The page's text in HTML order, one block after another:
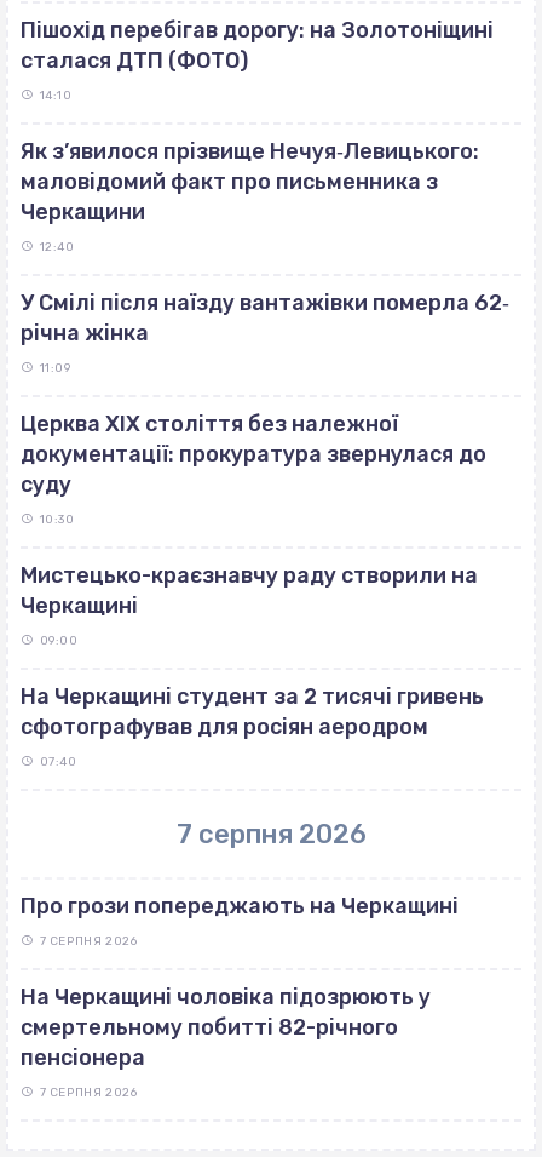
Пішохід перебігав дорогу: на Золотоніщині
сталася ДТП (ФОТО)
14:10
Як з’явилося прізвище Нечуя‐Левицького:
маловідомий факт про письменника з
Черкащини
12:40
У Смілі після наїзду вантажівки померла 62‐
річна жінка
11:09
Церква ХІХ століття без належної
документації: прокуратура звернулася до
суду
10:30
Мистецько-краєзнавчу раду створили на
Черкащині
09:00
На Черкащині студент за 2 тисячі гривень
сфотографував для росіян аеродром
07:40
7 серпня 2026
Про грози попереджають на Черкащині
7 СЕРПНЯ 2026
На Черкащині чоловіка підозрюють у
смертельному побитті 82-річного
пенсіонера
7 СЕРПНЯ 2026